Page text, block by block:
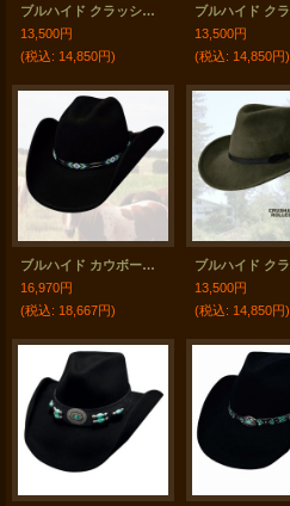
ブルハイド クラッシャブル ロールアップ プレミアムウール アウトドアハット ボイジャー/VOYAGER（チョコレート）/Bullhide Outland Crashable Rolled Up Premium Wool Hat(Chocolate)
13,500円
(税込: 14,850円)
13,500円
(税込: 14,850円)
ブルハイド カウボーイハット シークレットメッセージ（ブラック）/Bullhide Cowboy Hat Secret Message(Black)
16,970円
(税込: 18,667円)
13,500円
(税込: 14,850円)